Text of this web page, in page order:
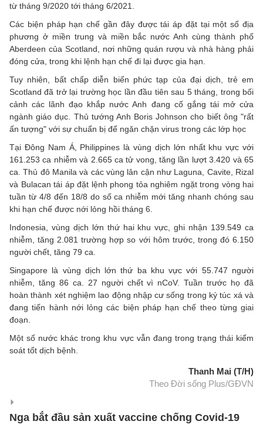
từ tháng 9/2020 tới tháng 6/2021.
Các biện pháp hạn chế gần đây được tái áp đặt tại một số địa
phương ở miền trung và miền bắc nước Anh cùng thành phố
Aberdeen của Scotland, nơi những quán rượu và nhà hàng phải
đóng cửa, trong khi lệnh hạn chế đi lại được gia hạn.
Tuy nhiên, bất chấp diễn biến phức tạp của đại dịch, trẻ em
Scotland đã trở lại trường học lần đầu tiên sau 5 tháng, trong bối
cảnh các lãnh đạo khắp nước Anh đang cố gắng tái mở cửa
ngành giáo dục. Thủ tướng Anh Boris Johnson cho biết ông "rất
ấn tượng" với sự chuẩn bị để ngăn chặn virus trong các lớp học
Tại Đông Nam Á, Philippines là vùng dịch lớn nhất khu vực với
161.253 ca nhiễm và 2.665 ca tử vong, tăng lần lượt 3.420 và 65
ca. Thủ đô Manila và các vùng lân cận như Laguna, Cavite, Rizal
và Bulacan tái áp đặt lệnh phong tỏa nghiêm ngặt trong vòng hai
tuần từ 4/8 đến 18/8 do số ca nhiễm mới tăng nhanh chóng sau
khi hạn chế được nới lỏng hồi tháng 6.
Indonesia, vùng dịch lớn thứ hai khu vực, ghi nhận 139.549 ca
nhiễm, tăng 2.081 trường hợp so với hôm trước, trong đó 6.150
người chết, tăng 79 ca.
Singapore là vùng dịch lớn thứ ba khu vực với 55.747 người
nhiễm, tăng 86 ca. 27 người chết vì nCoV. Tuần trước họ đã
hoàn thành xét nghiệm lao động nhập cư sống trong ký túc xá và
đang tiến hành nới lỏng các biện pháp hạn chế theo từng giai
đoạn.
Một số nước khác trong khu vực vẫn đang trong trạng thái kiểm
soát tốt dịch bệnh.
Thanh Mai (T/H)
Theo Đời sống Plus/GĐVN
Nga bắt đầu sản xuất vaccine chống Covid-19